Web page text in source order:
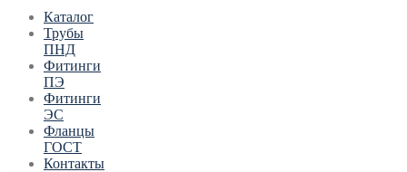
Каталог
Трубы
ПНД
Фитинги
ПЭ
Фитинги
ЭС
Фланцы
ГОСТ
Контакты